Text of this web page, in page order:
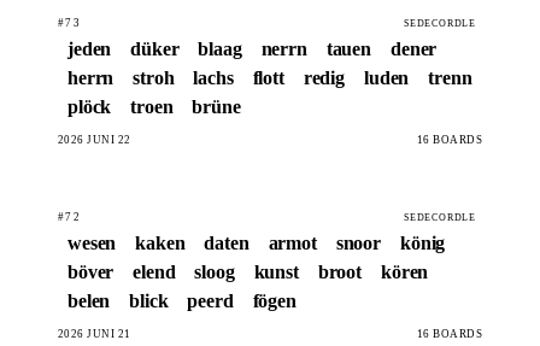
#73 SEDECORDLE
jeden düker blaag nerrn tauen
dener
herrn
stroh lachs flott redig luden
trenn
plöck
troen brüne
2026 JUNI 22 16 BOARDS
#72 SEDECORDLE
wesen kaken daten armot snoor
könig
böver
elend sloog kunst broot
kören
belen
blick peerd fögen
2026 JUNI 21 16 BOARDS